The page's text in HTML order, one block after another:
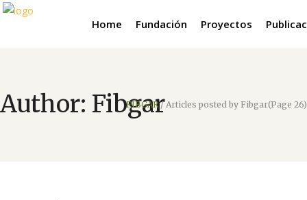
Home Fundación Proyectos
Author: Fibgar
FIBGAR/Articles posted by Fibgar(Page 26)